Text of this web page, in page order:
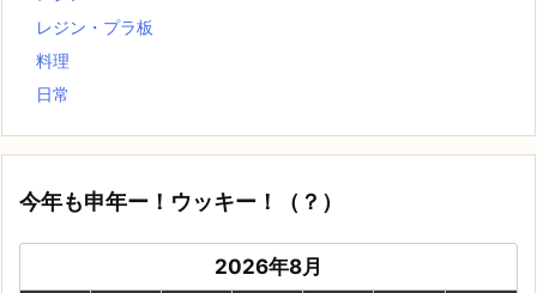
レジン・プラ板
料理
日常
今年も申年ー！ウッキー！（？）
2026年8月